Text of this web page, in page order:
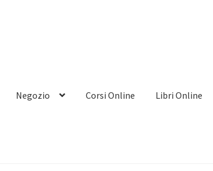
Negozio Corsi Online Libri Online